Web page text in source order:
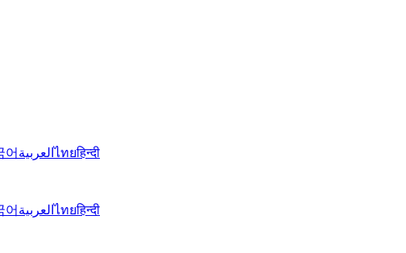
어 العربيةไทยहिन्दी
어 العربيةไทยहिन्दी